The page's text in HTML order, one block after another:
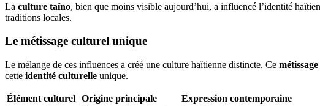
La culture taïno, bien que moins visible aujourd’hui, a influencé l’identité
traditions locales.
Le métissage culturel unique
Le mélange de ces influences a créé une culture haïtienne distincte. Ce métissage
cette identité culturelle unique.
Élément culturel Origine principale
Expression contemporaine